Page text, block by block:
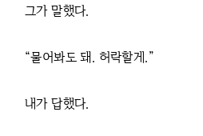
그가 말했다.
“물어봐도 돼. 허락할게.”
내가 답했다.